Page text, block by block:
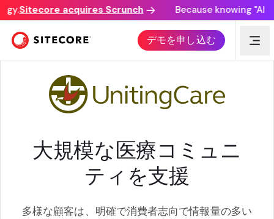
Sitecore acquires Scrunch Because knowing "AI
デモを申し込む
ケーススタディー
大規模な医療コミュニ
ティを支援
多様な顧客は、明確で消費者志向で情報量の多い